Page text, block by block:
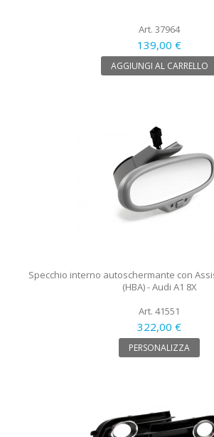
Art. 37964
139,00 €
AGGIUNGI AL CARRELLO
Specchio interno autoschermante con
(HBA) - Audi A1 8X
Art. 41551
322,00 €
PERSONALIZZA